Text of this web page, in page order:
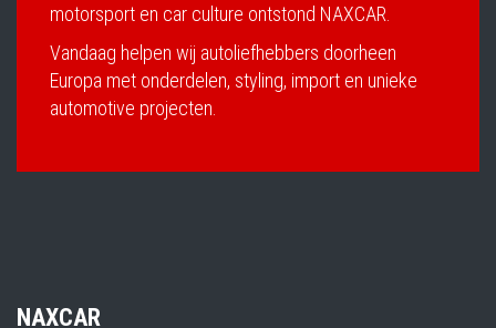
motorsport en car culture ontstond NAXCAR.
Vandaag helpen wij autoliefhebbers doorheen
Europa met onderdelen, styling, import en unieke
automotive projecten.
NAXCAR